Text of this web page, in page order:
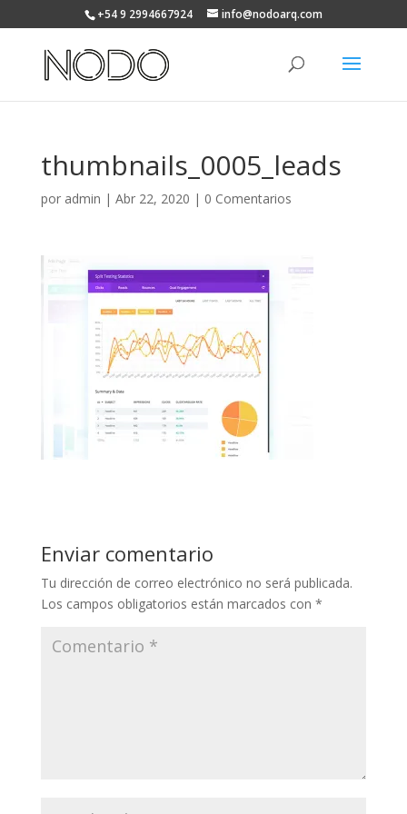
+54 9 2994667924 info@nodoarq.com
thumbnails_0005_leads
por admin | Abr 22, 2020 | 0 Comentarios
Enviar comentario
Tu dirección de correo electrónico no será publicada.
Los campos obligatorios están marcados con *